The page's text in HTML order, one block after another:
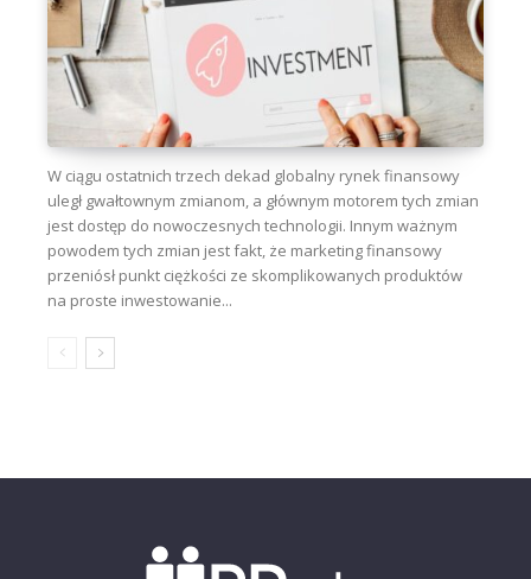
W ciągu ostatnich trzech dekad globalny rynek finansowy
uległ gwałtownym zmianom, a głównym motorem tych zmian
jest dostęp do nowoczesnych technologii. Innym ważnym
powodem tych zmian jest fakt, że marketing finansowy
przeniósł punkt ciężkości ze skomplikowanych produktów
na proste inwestowanie...